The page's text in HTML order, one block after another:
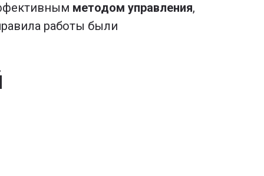
методом управления,
работы были